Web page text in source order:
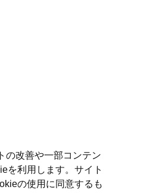
の改善や一部コンテン
を利用します。サイト
の使用に同意するも